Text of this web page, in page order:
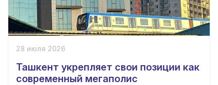
28 июля 2026
Ташкент укрепляет свои позиции как
современный мегаполис